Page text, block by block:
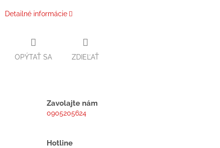
Detailné informácie
OPÝTAŤ SA ZDIEĽAŤ
Zavolajte nám
0905205624
Hotline